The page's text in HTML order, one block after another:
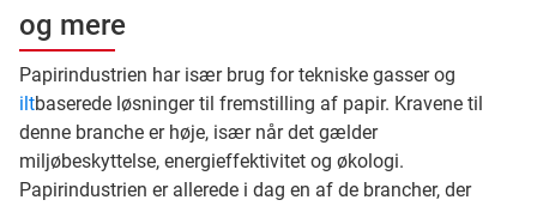
og mere
Papirindustrien har især brug for tekniske gasser og
iltbaserede løsninger til fremstilling af papir. Kravene til
denne branche er høje, især når det gælder
miljøbeskyttelse, energieffektivitet og økologi.
Papirindustrien er allerede i dag en af de brancher, der